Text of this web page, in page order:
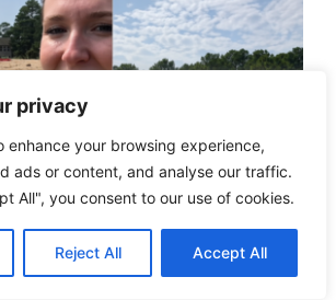
privacy
enhance your browsing experience,
ads or content, and analyse our traffic.
All", you consent to our use of cookies.
Reject All Accept All
humana na praia e emociona